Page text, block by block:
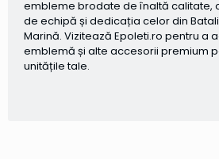
embleme brodate de înaltă calitate,
de echipă și dedicația celor din
Marină. Vizitează Epoleti.ro pentru a
emblemă și alte accesorii premium
unitățile tale.